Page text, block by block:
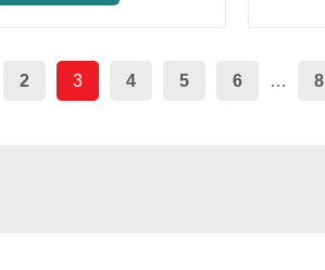
2 3 4 5 6 … 8